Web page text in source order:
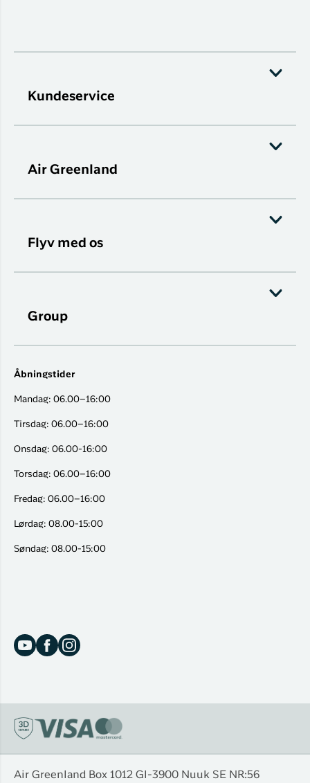
Kundeservice
Air Greenland
Flyv med os
Group
Åbningstider
Mandag: 06.00–16:00
Tirsdag: 06.00–16:00
Onsdag: 06.00-16:00
Torsdag: 06.00–16:00
Fredag: 06.00–16:00
Lørdag: 08.00-15:00
Søndag: 08.00-15:00
Air Greenland Box 1012 Gl-3900 Nuuk SE NR:56